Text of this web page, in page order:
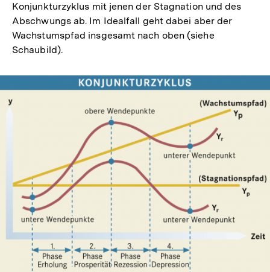
Konjunkturzyklus mit jenen der Stagnation und des
Abschwungs ab. Im Idealfall geht dabei aber der
Wachstumspfad insgesamt nach oben (siehe
Schaubild).
Lightbox
öffnen